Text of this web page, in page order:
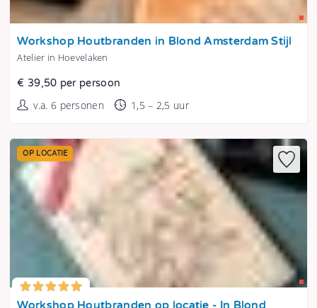
Tonen
Workshop Houtbranden in Blond Amsterdam Stijl
Atelier in Hoevelaken
€ 39,50 per persoon
v.a. 6 personen 1,5 – 2,5 uur
Tonen
OP LOCATIE